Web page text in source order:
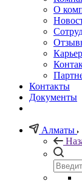
О
Контакты
Документы
Алматы